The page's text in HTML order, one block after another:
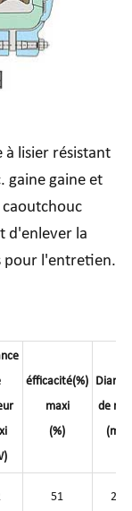
à lisier résistant
gaine gaine et
d'enlever la
pour l'entretien.
éfficacité(%)
maxi
(%)
de
51 200